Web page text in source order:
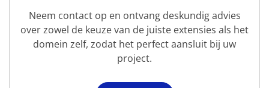
Neem contact op en ontvang deskundig advies
over zowel de keuze van de juiste extensies als het
domein zelf, zodat het perfect aansluit bij uw
project.